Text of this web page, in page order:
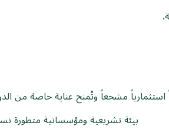
مشجعاً وتُمنح عناية خاصة من
بيئة تشريعية ومؤسساتية متطورة